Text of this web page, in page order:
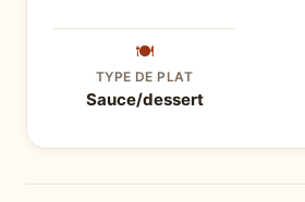
🍽
TYPE DE PLAT
Sauce/dessert